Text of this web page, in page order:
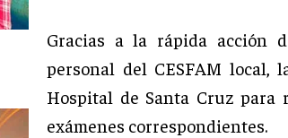
Gracias a la rápida acción
personal del CESFAM local,
Hospital de Santa Cruz para
exámenes correspondientes.